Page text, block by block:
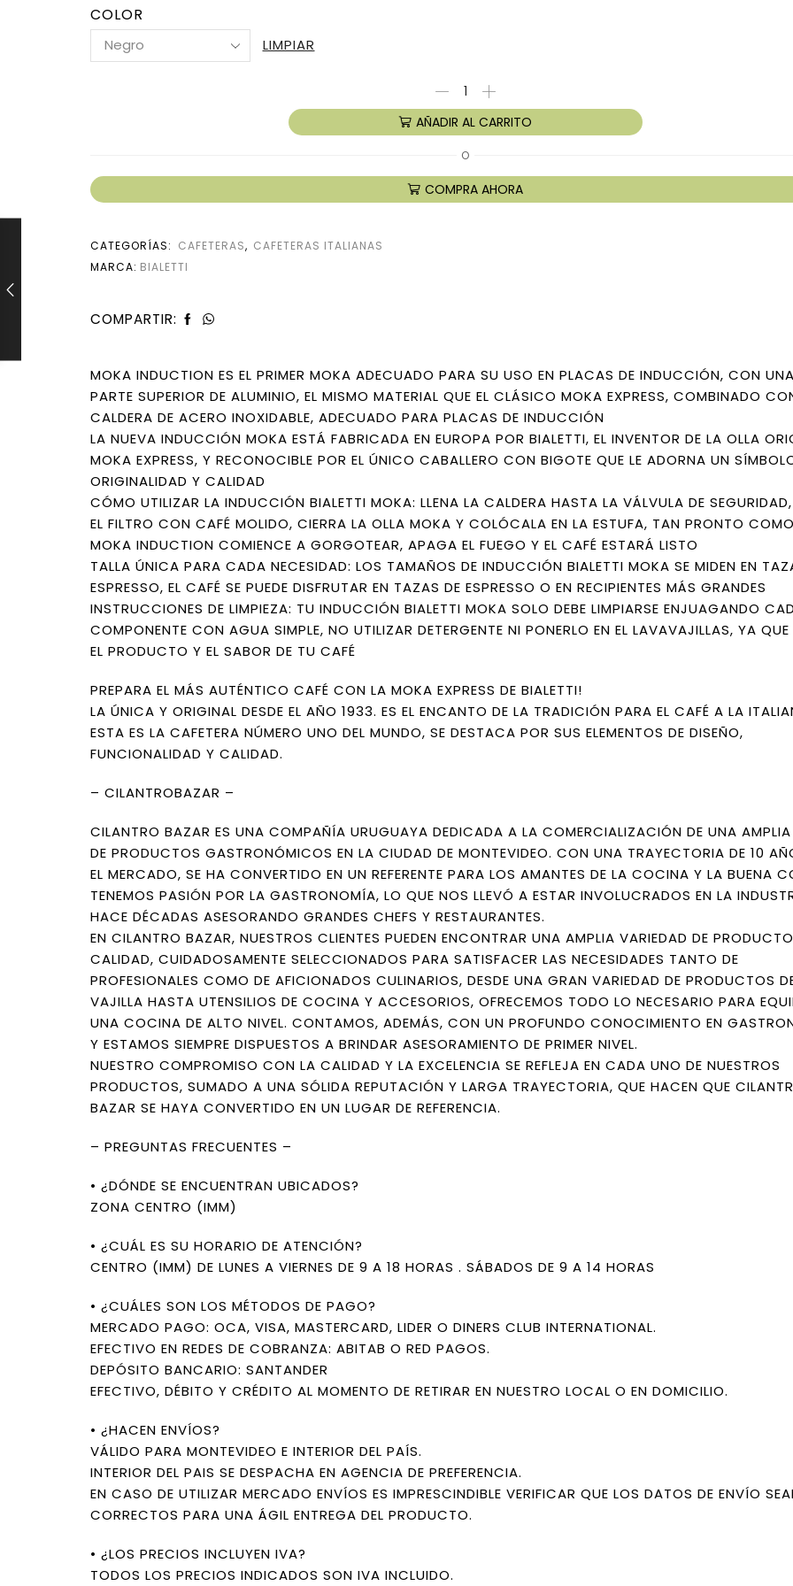
COLOR
LIMPIAR
AÑADIR AL CARRITO
O
COMPRA AHORA
CATEGORÍAS: CAFETERAS, CAFETERAS ITALIANAS
MARCA: BIALETTI
COMPARTIR:
MOKA INDUCTION ES EL PRIMER MOKA ADECUADO PARA SU USO EN PLACAS DE INDUCCIÓN, CON
PARTE SUPERIOR DE ALUMINIO, EL MISMO MATERIAL QUE EL CLÁSICO MOKA EXPRESS, COMBINADO
CALDERA DE ACERO INOXIDABLE, ADECUADO PARA PLACAS DE INDUCCIÓN
LA NUEVA INDUCCIÓN MOKA ESTÁ FABRICADA EN EUROPA POR BIALETTI, EL INVENTOR DE LA OLLA
MOKA EXPRESS, Y RECONOCIBLE POR EL ÚNICO CABALLERO CON BIGOTE QUE LE ADORNA UN
ORIGINALIDAD Y CALIDAD
CÓMO UTILIZAR LA INDUCCIÓN BIALETTI MOKA: LLENA LA CALDERA HASTA LA VÁLVULA DE SEGURIDAD,
EL FILTRO CON CAFÉ MOLIDO, CIERRA LA OLLA MOKA Y COLÓCALA EN LA ESTUFA, TAN PRONTO
MOKA INDUCTION COMIENCE A GORGOTEAR, APAGA EL FUEGO Y EL CAFÉ ESTARÁ LISTO
TALLA ÚNICA PARA CADA NECESIDAD: LOS TAMAÑOS DE INDUCCIÓN BIALETTI MOKA SE MIDEN EN
ESPRESSO, EL CAFÉ SE PUEDE DISFRUTAR EN TAZAS DE ESPRESSO O EN RECIPIENTES MÁS GRANDES
INSTRUCCIONES DE LIMPIEZA: TU INDUCCIÓN BIALETTI MOKA SOLO DEBE LIMPIARSE ENJUAGANDO
COMPONENTE CON AGUA SIMPLE, NO UTILIZAR DETERGENTE NI PONERLO EN EL LAVAVAJILLAS, YA
EL PRODUCTO Y EL SABOR DE TU CAFÉ
PREPARA EL MÁS AUTÉNTICO CAFÉ CON LA MOKA EXPRESS DE BIALETTI!
LA ÚNICA Y ORIGINAL DESDE EL AÑO 1933. ES EL ENCANTO DE LA TRADICIÓN PARA EL CAFÉ A LA
ESTA ES LA CAFETERA NÚMERO UNO DEL MUNDO, SE DESTACA POR SUS ELEMENTOS DE DISEÑO,
FUNCIONALIDAD Y CALIDAD.
– CILANTROBAZAR –
CILANTRO BAZAR ES UNA COMPAÑÍA URUGUAYA DEDICADA A LA COMERCIALIZACIÓN DE UNA
DE PRODUCTOS GASTRONÓMICOS EN LA CIUDAD DE MONTEVIDEO. CON UNA TRAYECTORIA DE 10
EL MERCADO, SE HA CONVERTIDO EN UN REFERENTE PARA LOS AMANTES DE LA COCINA Y LA BUENA
TENEMOS PASIÓN POR LA GASTRONOMÍA, LO QUE NOS LLEVÓ A ESTAR INVOLUCRADOS EN LA
HACE DÉCADAS ASESORANDO GRANDES CHEFS Y RESTAURANTES.
EN CILANTRO BAZAR, NUESTROS CLIENTES PUEDEN ENCONTRAR UNA AMPLIA VARIEDAD DE
CALIDAD, CUIDADOSAMENTE SELECCIONADOS PARA SATISFACER LAS NECESIDADES TANTO DE
PROFESIONALES COMO DE AFICIONADOS CULINARIOS, DESDE UNA GRAN VARIEDAD DE PRODUCTOS
VAJILLA HASTA UTENSILIOS DE COCINA Y ACCESORIOS, OFRECEMOS TODO LO NECESARIO PARA
UNA COCINA DE ALTO NIVEL. CONTAMOS, ADEMÁS, CON UN PROFUNDO CONOCIMIENTO EN
Y ESTAMOS SIEMPRE DISPUESTOS A BRINDAR ASESORAMIENTO DE PRIMER NIVEL.
NUESTRO COMPROMISO CON LA CALIDAD Y LA EXCELENCIA SE REFLEJA EN CADA UNO DE NUESTROS
PRODUCTOS, SUMADO A UNA SÓLIDA REPUTACIÓN Y LARGA TRAYECTORIA, QUE HACEN QUE
BAZAR SE HAYA CONVERTIDO EN UN LUGAR DE REFERENCIA.
– PREGUNTAS FRECUENTES –
• ¿DÓNDE SE ENCUENTRAN UBICADOS?
ZONA CENTRO (IMM)
• ¿CUÁL ES SU HORARIO DE ATENCIÓN?
CENTRO (IMM) DE LUNES A VIERNES DE 9 A 18 HORAS . SÁBADOS DE 9 A 14 HORAS
• ¿CUÁLES SON LOS MÉTODOS DE PAGO?
MERCADO PAGO: OCA, VISA, MASTERCARD, LIDER O DINERS CLUB INTERNATIONAL.
EFECTIVO EN REDES DE COBRANZA: ABITAB O RED PAGOS.
DEPÓSITO BANCARIO: SANTANDER
EFECTIVO, DÉBITO Y CRÉDITO AL MOMENTO DE RETIRAR EN NUESTRO LOCAL O EN DOMICILIO.
• ¿HACEN ENVÍOS?
VÁLIDO PARA MONTEVIDEO E INTERIOR DEL PAÍS.
INTERIOR DEL PAIS SE DESPACHA EN AGENCIA DE PREFERENCIA.
EN CASO DE UTILIZAR MERCADO ENVÍOS ES IMPRESCINDIBLE VERIFICAR QUE LOS DATOS DE ENVÍO
CORRECTOS PARA UNA ÁGIL ENTREGA DEL PRODUCTO.
• ¿LOS PRECIOS INCLUYEN IVA?
TODOS LOS PRECIOS INDICADOS SON IVA INCLUIDO.